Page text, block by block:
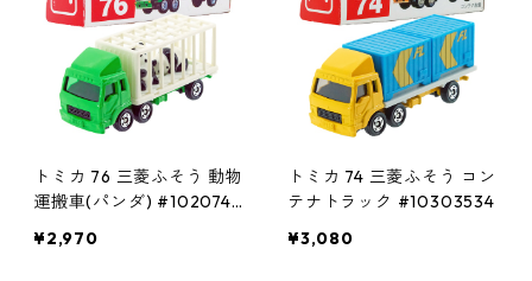
トミカ 76 三菱ふそう 動物
運搬車(パンダ) #1020743
¥2,970
トミカ 74 三菱ふそう コン
テナトラック #10303534
¥3,080